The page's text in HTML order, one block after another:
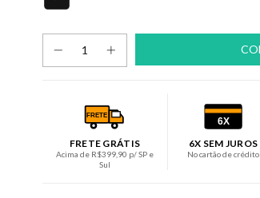
FRETE
FRETE GRÁTIS
Acima de R$399,90 p/ SP e
Sul
6X
6X SEM JUROS
No cartão de crédito